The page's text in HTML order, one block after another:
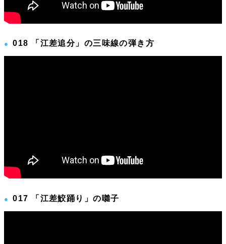
018 「江差追分」の三味線の弾き方
017 「江差鮫踊り」の囃子